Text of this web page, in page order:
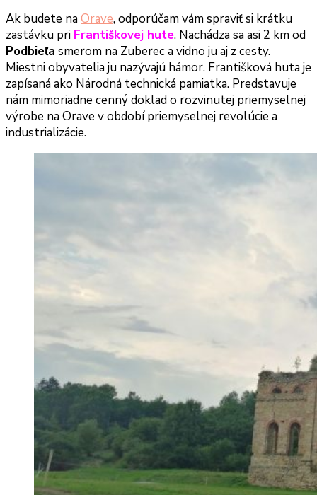
Ak budete naOrave, odporúčam vám spraviť si krátku
zastávku pri Františkovej hute. Nachádza sa asi 2 km od
Podbieľa smerom na Zuberec a vidno ju aj z cesty.
Miestni obyvatelia ju nazývajú hámor. Františková huta je
zapísaná ako Národná technická pamiatka. Predstavuje
nám mimoriadne cenný doklad o rozvinutej priemyselnej
výrobe na Orave v období priemyselnej revolúcie a
industrializácie.